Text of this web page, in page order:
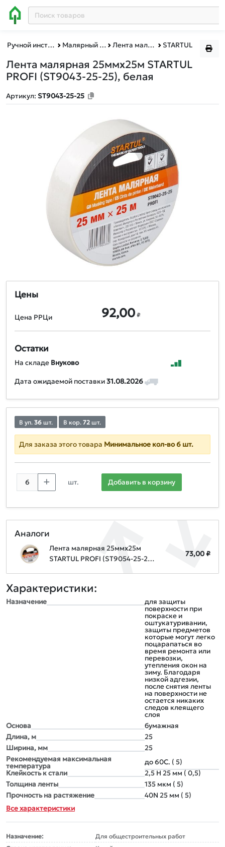
Ручной инструмент Малярный инструмент Лента малярная,серпянка,стеклосетка STARTUL
Лента малярная 25ммх25м STARTUL
PROFI (ST9043-25-25), белая
Артикул: ST9043-25-25
Цены
Цена РРЦи 92,00 ₽
Остатки
На складе Внуково
Дата ожидаемой поставки31.08.2026
В уп. 36 шт. В кор. 72 шт.
Для заказа этого товара Минимальное кол-во 6 шт.
шт. Добавить в корзину
Аналоги
Лента малярная 25ммх25м
STARTUL PROFI (ST9054-25-25),
73,00 ₽
Характеристики:
Назначение
для защиты
поверхности при
покраске и
оштукатуривании,
защиты предметов
которые могут легко
поцарапаться во
время ремонта или
перевозки,
утепления окон на
зиму. Благодаря
низкой адгезии,
после снятия ленты
на поверхности не
остается никаких
следов клеящего
слоя
Основа
бумажная
Длина, м
25
Ширина, мм
25
Рекомендуемая максимальная
температура
до 60С. ( 5)
Клейкость к стали
2,5 Н 25 мм ( 0,5)
Толщина ленты
135 мкм ( 5)
Прочность на растяжение
40N 25 мм ( 5)
Все характеристики
Назначение:
Для общестроительных работ